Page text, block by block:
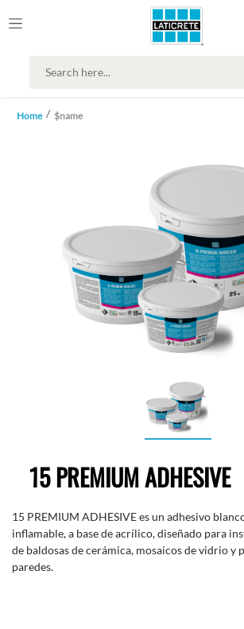
Home $name
15 PREMIUM ADHESIVE
15 PREMIUM ADHESIVE es un adhesivo
inflamable, a base de acrílico, diseñado para
de baldosas de cerámica, mosaicos de vidrio y
paredes.